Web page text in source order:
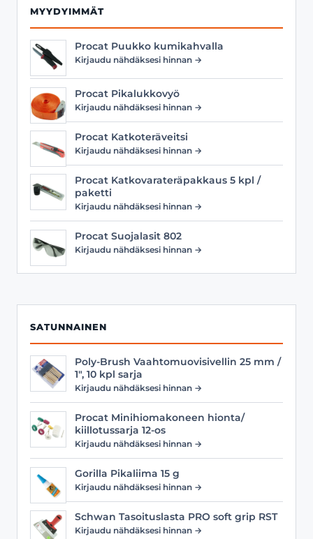
MYYDYIMMÄT
Procat Puukko kumikahvalla
Kirjaudu nähdäksesi hinnan →
Procat Pikalukkovyö
Kirjaudu nähdäksesi hinnan →
Procat Katkoteräveitsi
Kirjaudu nähdäksesi hinnan →
Procat Katkovarateräpakkaus 5 kpl /
paketti
Kirjaudu nähdäksesi hinnan →
Procat Suojalasit 802
Kirjaudu nähdäksesi hinnan →
SATUNNAINEN
Poly-Brush Vaahtomuovisivellin 25 mm /
1", 10 kpl sarja
Kirjaudu nähdäksesi hinnan →
Procat Minihiomakoneen hionta/
kiillotussarja 12-os
Kirjaudu nähdäksesi hinnan →
Gorilla Pikaliima 15 g
Kirjaudu nähdäksesi hinnan →
Schwan Tasoituslasta PRO soft grip RST
Kirjaudu nähdäksesi hinnan →